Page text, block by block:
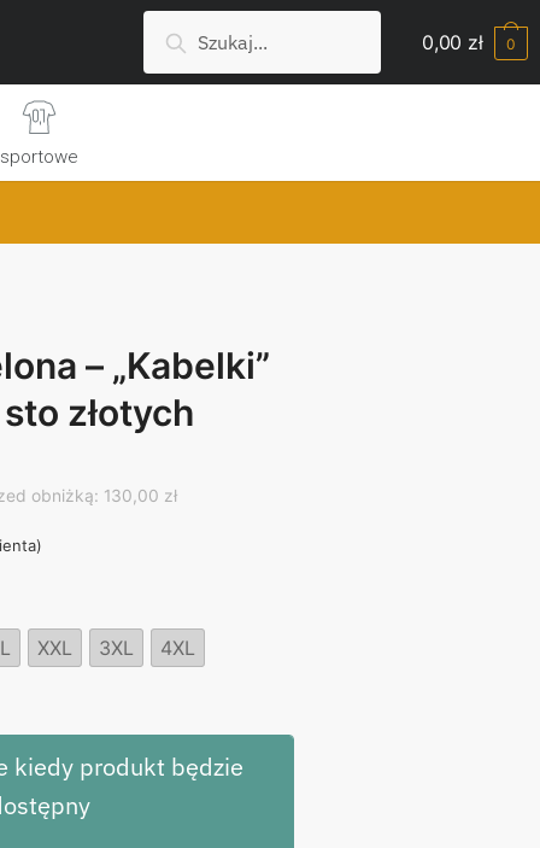
0,00 zł 0
Search
sportowe
– „Kabelki”
złotych
obniżką: 130,00 zł
XXL 3XL 4XL
kiedy produkt będzie